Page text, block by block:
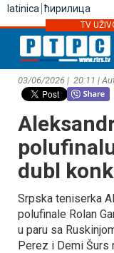
latinica ћирилица
TV
03/06/2026 | 20:11 |
dubl
Srpska teniserka
polufinale Rolan
u paru sa
Perez i Demi Šurs